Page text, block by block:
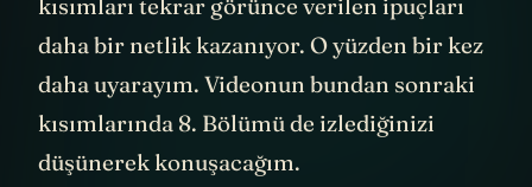
kısımları tekrar görünce verilen ipuçları
daha bir netlik kazanıyor. O yüzden bir kez
daha uyarayım. Videonun bundan sonraki
kısımlarında 8. Bölümü de izlediğinizi